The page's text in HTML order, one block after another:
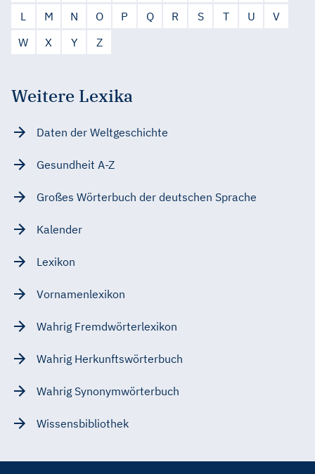
L
M N O P Q R S T U
V
W
X Y Z
Weitere Lexika
Daten der Weltgeschichte
Gesundheit A-Z
Großes Wörterbuch der deutschen Sprache
Kalender
Lexikon
Vornamenlexikon
Wahrig Fremdwörterlexikon
Wahrig Herkunftswörterbuch
Wahrig Synonymwörterbuch
Wissensbibliothek